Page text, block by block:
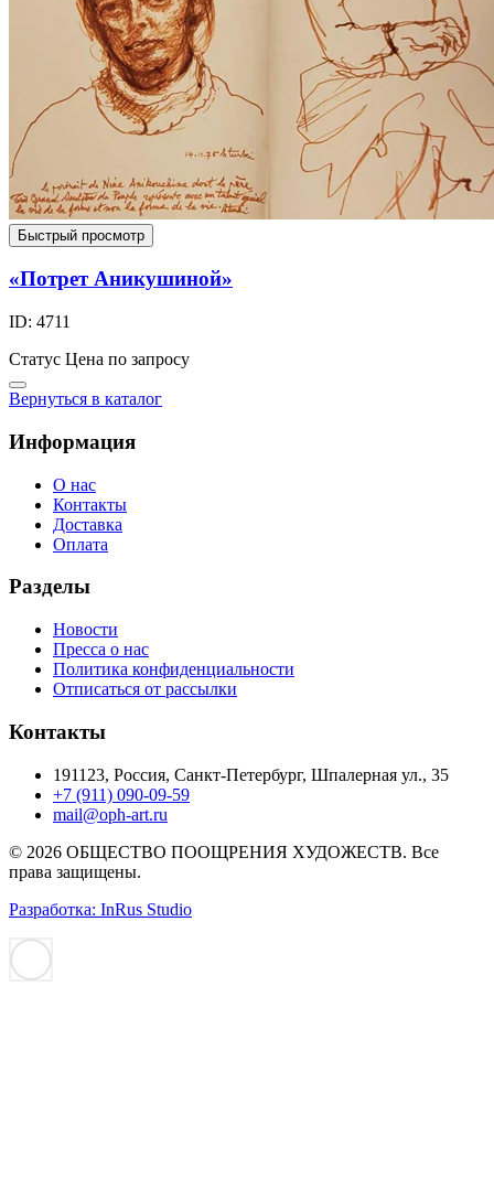
Быстрый просмотр
«Потрет Аникушиной»
ID: 4711
Статус Цена по запросу
Вернуться в каталог
Информация
О нас
Контакты
Доставка
Оплата
Разделы
Новости
Пресса о нас
Политика конфиденциальности
Отписаться от рассылки
Контакты
191123, Россия, Санкт-Петербург, Шпалерная ул., 35
+7 (911) 090-09-59
mail@oph-art.ru
© 2026 ОБЩЕСТВО ПООЩРЕНИЯ ХУДОЖЕСТВ. Все
права защищены.
Разработка: InRus Studio